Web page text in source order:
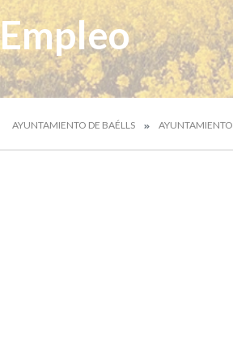
Empleo
AYUNTAMIENTO DE BAÉLLS AYUNTAMIENTO